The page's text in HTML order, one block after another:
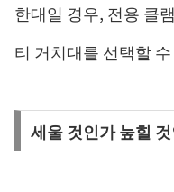
한대일 경우, 전용 클
티 거치대를 선택할
세울 것인가 눞힐